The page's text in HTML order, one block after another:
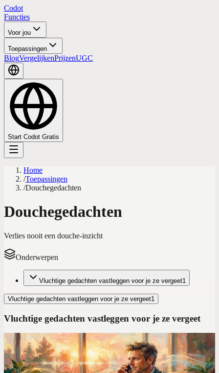
Codot
Functies
Voor jou
Toepassingen
BlogVergelijkenPrijzenUGC
Start Codot Gratis
Home
/Toepassingen
/Douchegedachten
Douchegedachten
Verlies nooit een douche-inzicht
Onderwerpen
Vluchtige gedachten vastleggen voor je ze vergeet1
Vluchtige gedachten vastleggen voor je ze vergeet1
Vluchtige gedachten vastleggen voor je ze vergeet
Spraak-productiviteitstips
Ik testte 7 voice note apps in 2026. Slechts één
verving mijn 'second brain'